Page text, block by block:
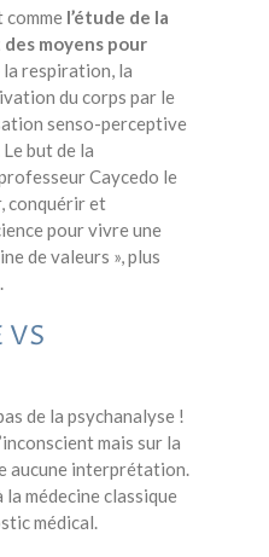
l’étude de la
moyens pour
la respiration, la
du corps par le
senso-perceptive
but de la
Caycedo le
conquérir et
pour vivre une
de valeurs », plus
VS
de la psychanalyse !
mais sur la
aucune interprétation.
la médecine classique
médical.